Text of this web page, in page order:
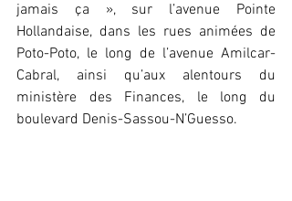
jamais ça », sur l’avenue Pointe
Hollandaise, dans les rues animées de
Poto-Poto, le long de l’avenue Amilcar-
Cabral, ainsi qu’aux alentours du
ministère des Finances, le long du
boulevard Denis-Sassou-N’Guesso.